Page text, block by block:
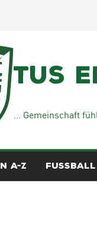
TuS
… Gemeinschaft
A-Z FUSSBALL